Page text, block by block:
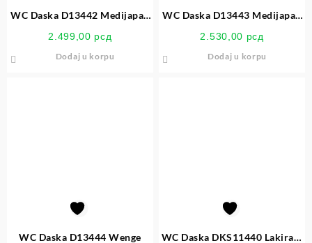
WC Daska D13442 Medijapan
2.499,00 рсд
Dodaj u korpu
WC Daska D13443 Medijapan
2.530,00 рсд
Dodaj u korpu
WC Daska D13444 Wenge
WC Daska DKS11440 Lakirani